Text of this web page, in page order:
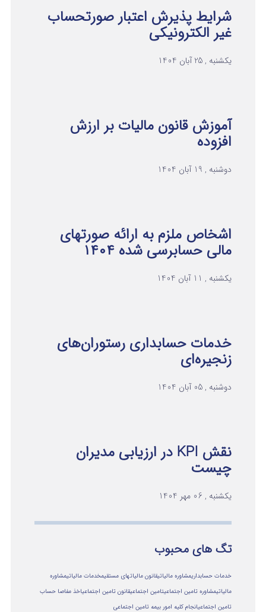
شرایط پذیرش اعتبار صورتحساب
غیر الکترونیکی
یکشنبه , 25 آبان 1404
آموزش قانون مالیات بر ارزش
افزوده
دوشنبه , 19 آبان 1404
اشخاص ملزم به ارائه صورتهای
مالی حسابرسی شده ۱۴۰۴
یکشنبه , 11 آبان 1404
خدمات حسابداری رستوران‌های
زنجیره‌ای
دوشنبه , 05 آبان 1404
نقش KPI در ارزیابی مدیران
چیست
یکشنبه , 06 مهر 1404
تگ های محبوب
خدمات حسابداریمشاوره مالیاتیقانون مالیاتهای مستقیمخدمات مالیاتیمشاوره
مالياتيمشاوره تامین اجتماعیتامین اجتماعیقانون تامین اجتماعیاخذ مفاصا حساب
تامین اجتماعیانجام کلیه امور بیمه تامین اجتماعی